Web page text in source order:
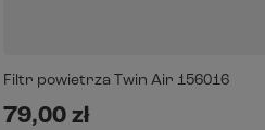
Filtr powietrza Twin Air 156016
79,00 zł